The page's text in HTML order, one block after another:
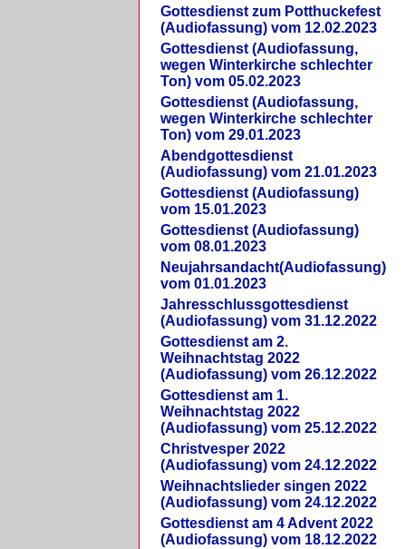
Gottesdienst zum Potthuckefest
(Audiofassung) vom 12.02.2023
Gottesdienst (Audiofassung,
wegen Winterkirche schlechter
Ton) vom 05.02.2023
Gottesdienst (Audiofassung,
wegen Winterkirche schlechter
Ton) vom 29.01.2023
Abendgottesdienst
(Audiofassung) vom 21.01.2023
Gottesdienst (Audiofassung)
vom 15.01.2023
Gottesdienst (Audiofassung)
vom 08.01.2023
Neujahrsandacht(Audiofassung)
vom 01.01.2023
Jahresschlussgottesdienst
(Audiofassung) vom 31.12.2022
Gottesdienst am 2.
Weihnachtstag 2022
(Audiofassung) vom 26.12.2022
Gottesdienst am 1.
Weihnachtstag 2022
(Audiofassung) vom 25.12.2022
Christvesper 2022
(Audiofassung) vom 24.12.2022
Weihnachtslieder singen 2022
(Audiofassung) vom 24.12.2022
Gottesdienst am 4 Advent 2022
(Audiofassung) vom 18.12.2022